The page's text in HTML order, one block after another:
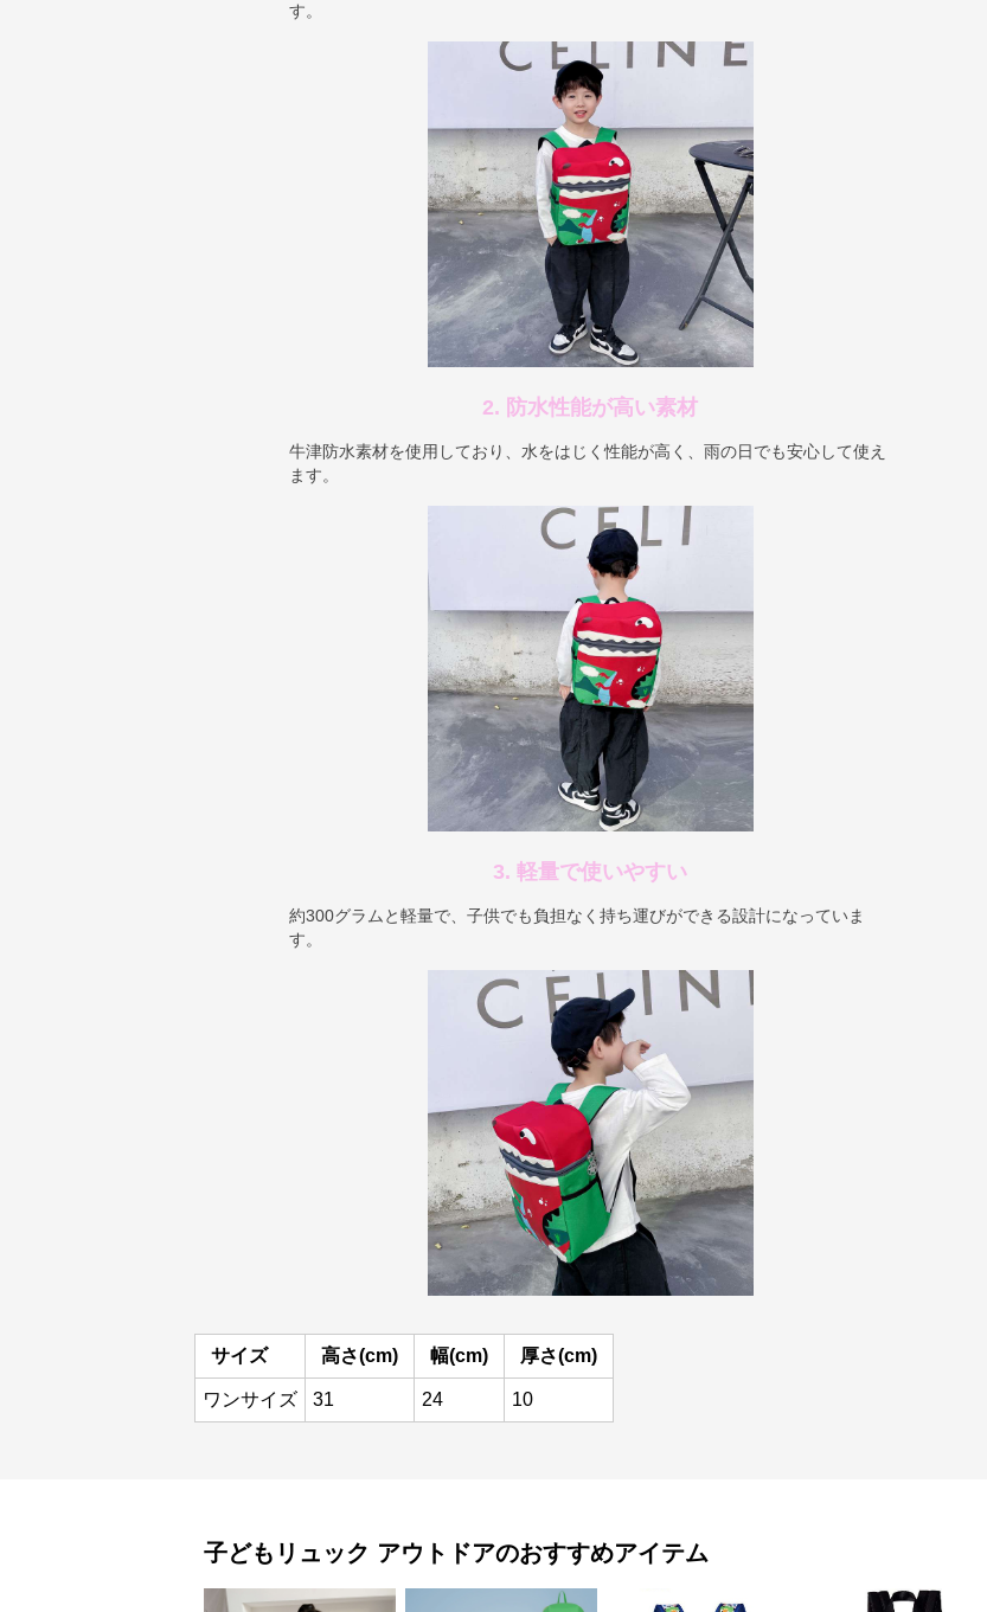
す。
2. 防水性能が高い素材
牛津防水素材を使用しており、水をはじく性能が高く、雨の日でも安心して使え
ます。
3. 軽量で使いやすい
約300グラムと軽量で、子供でも負担なく持ち運びができる設計になっていま
す。
サイズ 高さ(cm) 幅(cm) 厚さ(cm)
ワンサイズ 31 24 10
子どもリュック アウトドアのおすすめアイテム